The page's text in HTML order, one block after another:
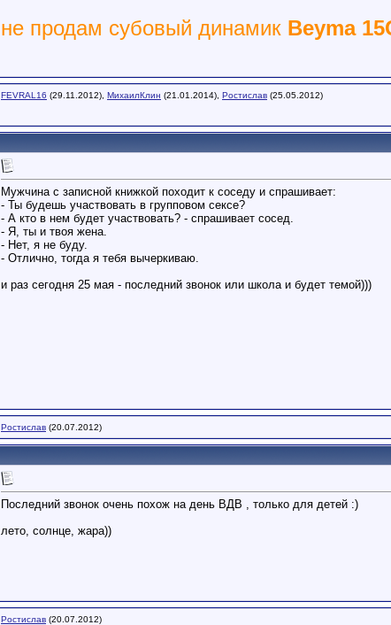
не продам субовый динамик Beyma
FEVRAL16 (29.11.2012), МихаилКлин (21.01.2014), Ростислав (25.05.2012)
Мужчина с записной книжкой походит к соседу и спрашивает:
- Ты будешь участвовать в групповом сексе?
- А кто в нем будет участвовать? - спрашивает сосед.
- Я, ты и твоя жена.
- Нет, я не буду.
- Отлично, тогда я тебя вычеркиваю.
и раз сегодня 25 мая - последний звонок или школа и будет темой)))
Ростислав (20.07.2012)
Последний звонок очень похож на день ВДВ , только для детей :)
лето, солнце, жара))
Ростислав (20.07.2012)